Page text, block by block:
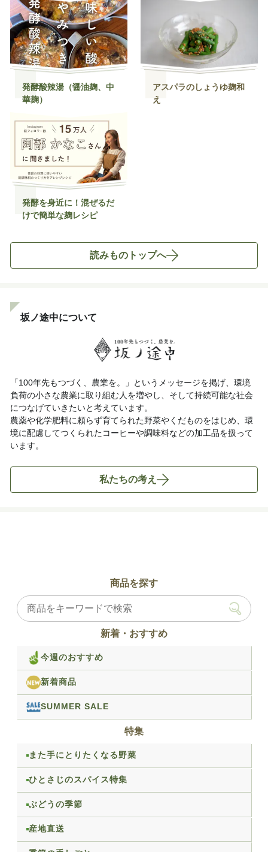
発酵酸辣湯（醤油麹、中
華麹）
アスパラのしょうゆ麹和
え
発酵を身近に！混ぜるだ
けで簡単な麹レシピ
読みものトップへ
坂ノ途中について
「100年先もつづく、農業を。」というメッセージを掲げ、環境
負荷の小さな農業に取り組む人を増やし、そして持続可能な社会
につなげていきたいと考えています。
農薬や化学肥料に頼らず育てられた野菜やくだものをはじめ、環
境に配慮してつくられたコーヒーや調味料などの加工品を扱って
います。
私たちの考え
商品を探す
新着・おすすめ
今週のおすすめ
新着商品
SUMMER SALE
特集
また手にとりたくなる野菜
ひとさじのスパイス特集
ぶどうの季節
産地直送